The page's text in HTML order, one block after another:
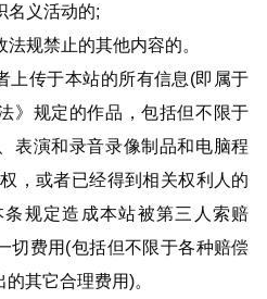
名义活动的;
法规禁止的其他内容的。
上传于本站的所有信息(即属于
》规定的作品，包括但不限于
表演和录音录像制品和电脑程
，或者已经得到相关权利人的
规定造成本站被第三人索赔
切费用(包括但不限于各种赔偿
其它合理费用)。